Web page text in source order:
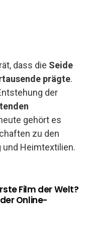
dass die Seide
prägte.
der
gehört es
zu den
und Heimtextilien.
Film der Welt?
Online-